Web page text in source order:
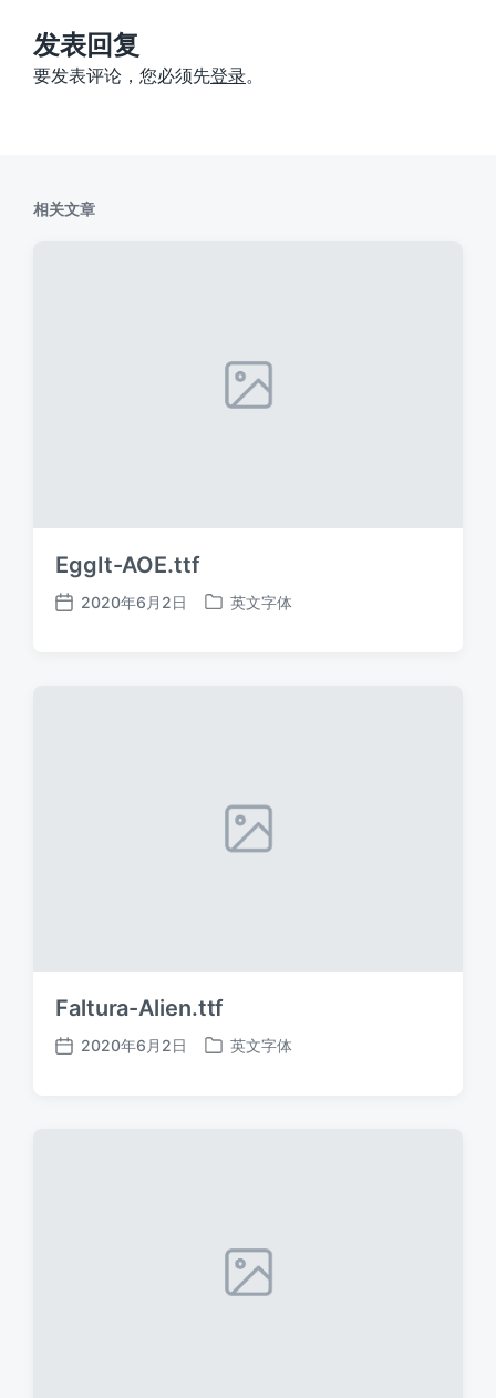
：
发表回复
要发表评论，您必须先登录。
相关文章
EggIt-AOE.ttf
发
2020年6月2日
发
英文字体
Faltura-Alien.ttf
发
2020年6月2日
发
英文字体